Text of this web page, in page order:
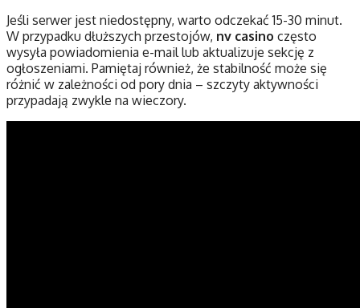
Jeśli serwer jest niedostępny, warto odczekać 15-30 minut.
W przypadku dłuższych przestojów, nv casino często
wysyła powiadomienia e-mail lub aktualizuje sekcję z
ogłoszeniami. Pamiętaj również, że stabilność może się
różnić w zależności od pory dnia – szczyty aktywności
przypadają zwykle na wieczory.